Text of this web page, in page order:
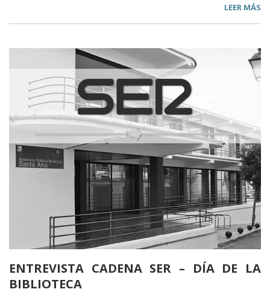
LEER MÁS
ENTREVISTA CADENA SER – DÍA DE LA
BIBLIOTECA